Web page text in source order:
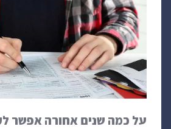
על כמה שנים אחורה אפשר